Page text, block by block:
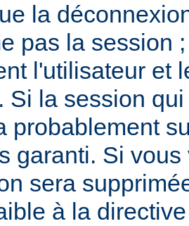
la
pas la session
l'utilisateur et
Si la session
probablement
garanti. Si
sera
à la